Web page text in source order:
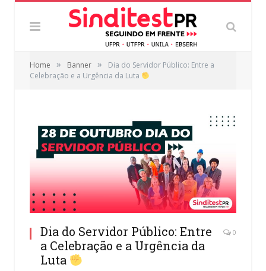
Home » Banner »
Dia do Servidor Público: Entre a
Celebração e a Urgência da Luta
Dia do Servidor Público: Entre
a Celebração e a Urgência da
Luta
0